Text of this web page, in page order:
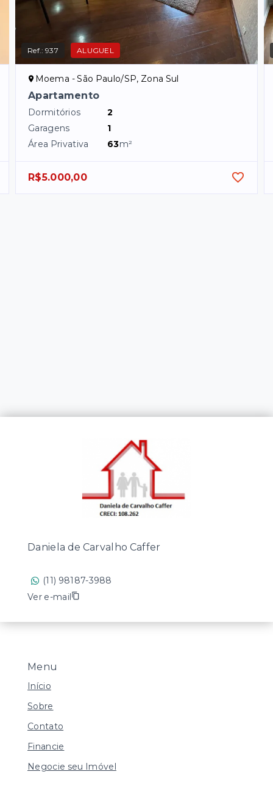
Ref.:937 ALUGUEL
Moema - São Paulo/SP, Zona Sul
Apartamento
Dormitórios
2
Garagens
1
Área Privativa
63m²
R$5.000,00
Menu
Início
Sobre
Contato
Financie
Negocie seu Imóvel
Daniela de Carvalho Caffer
(11) 98187-3988
Ver e-mail